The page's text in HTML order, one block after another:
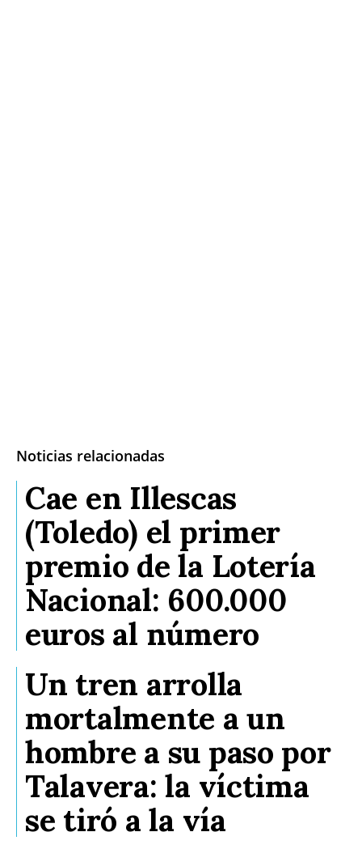
Noticias relacionadas
Cae en Illescas
(Toledo) el primer
premio de la Lotería
Nacional: 600.000
euros al número
Un tren arrolla
mortalmente a un
hombre a su paso por
Talavera: la víctima
se tiró a la vía